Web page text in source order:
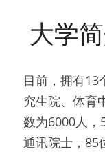
大学
目前，拥有13
究生院、体育
数为6000人，
通讯院士，85